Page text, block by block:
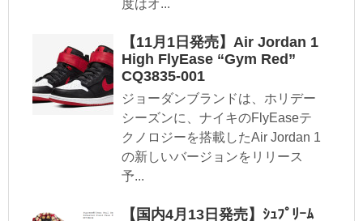
度はオ...
【11月1日発売】Air Jordan 1
High FlyEase “Gym Red”
CQ3835-001
ジョーダンブランドは、ホリデー
シーズンに、ナイキのFlyEaseテ
クノロジーを搭載したAir Jordan 1
の新しいバージョンをリリース
予...
【国内4月13日発売】ｼｭﾌﾟﾘｰﾑ